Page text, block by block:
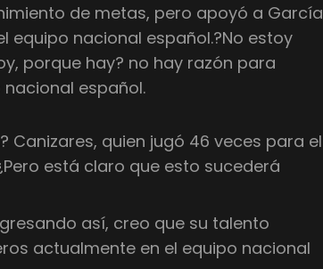
de metas, pero apoyó a García
equipo nacional español.?No estoy
porque hay? no hay razón para
español.
Canizares, quien jugó 46 veces para el
está claro que esto sucederá
así, creo que su talento
actualmente en el equipo nacional